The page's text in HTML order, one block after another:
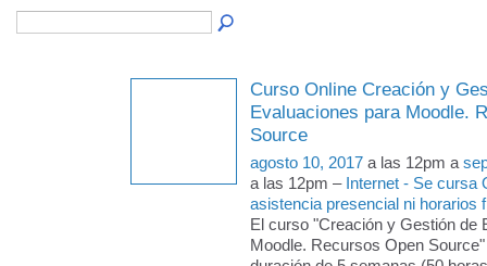
Curso Online Creación y
Evaluaciones para Moodle.
Source
agosto 10, 2017 a las 12pm a
a las 12pm – Internet - Se cursa
asistencia presencial ni horarios
El curso "Creación y Gestión de
Moodle. Recursos Open